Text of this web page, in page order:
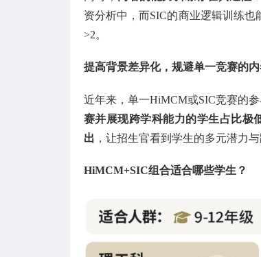
资分析中，而SIC的商业逻辑训练
>2。
提高背景差异化，规避单一竞赛的
近年来，单一HiMCM或SIC竞赛的
赛并展现跨学科能力的学生占比极
出 ，让招生官看到学生的多元潜力与
HiMCM+SIC组合适合哪些学生？